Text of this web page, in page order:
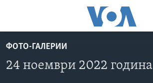
пристапност
наРУБРИКИ
ФОТО-ГАЛЕРИИ
24 ноември 2022 година